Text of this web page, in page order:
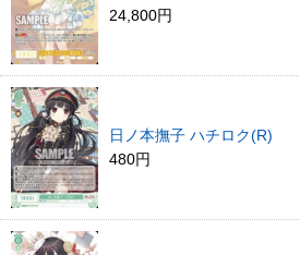
24,800円
日ノ本撫子 ハチロク(R)
480円